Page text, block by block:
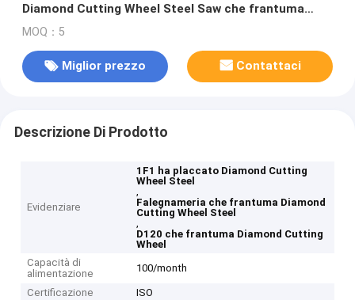
Diamond Cutting Wheel Steel Saw che frantuma
D120
MOQ：5
Miglior prezzo Contattaci
Descrizione Di Prodotto
Evidenziare
1F1 ha placcato Diamond Cutting
Wheel Steel
,
Falegnameria che frantuma Diamond
Cutting Wheel Steel
,
D120 che frantuma Diamond Cutting
Wheel
Capacità di
alimentazione
100/month
Certificazione
ISO